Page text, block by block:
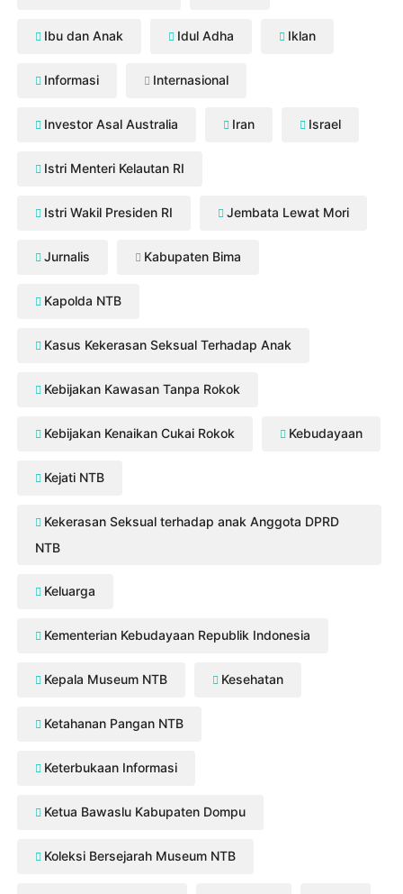
Ibu dan Anak Idul Adha Iklan
Informasi Internasional
Investor Asal Australia Iran Israel
Istri Menteri Kelautan RI
Istri Wakil Presiden RI Jembata Lewat Mori
Jurnalis Kabupaten Bima
Kapolda NTB
Kasus Kekerasan Seksual Terhadap Anak
Kebijakan Kawasan Tanpa Rokok
Kebijakan Kenaikan Cukai Rokok Kebudayaan
Kejati NTB
Kekerasan Seksual terhadap anak Anggota DPRD
NTB
Keluarga
Kementerian Kebudayaan Republik Indonesia
Kepala Museum NTB Kesehatan
Ketahanan Pangan NTB
Keterbukaan Informasi
Ketua Bawaslu Kabupaten Dompu
Koleksi Bersejarah Museum NTB